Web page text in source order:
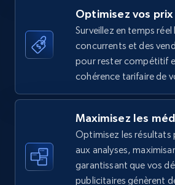
Walmart - products
URL, Final price, Sku, Currency,
Specifications, Image urls, Top
5.6K+ 875+
Walmart - products - Find new
using specific category URL
Optimisez vos prix
Surveillez en temps réel
concurrents et des
pour rester compétitif
cohérence tarifaire de
Maximisez les
Optimisez les résultats
aux analyses,
garantissant que vos
publicitaires génèrent